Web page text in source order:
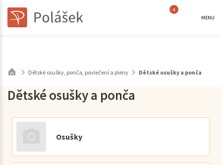
0
MENU
Dětské osušky, ponča, povlečení a pleny Dětské osušky a ponča
Dětské osušky a ponča
Osušky